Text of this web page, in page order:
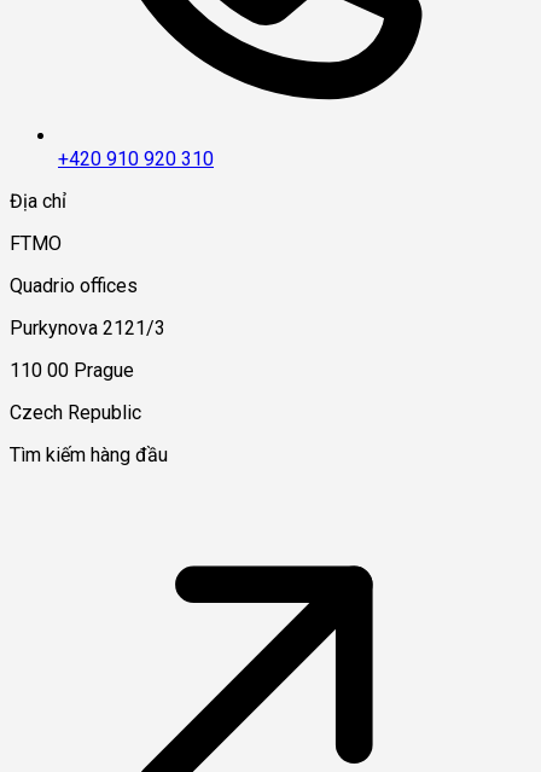
+420 910 920 310
Địa chỉ
FTMO
Quadrio offices
Purkynova 2121/3
110 00 Prague
Czech Republic
Tìm kiếm hàng đầu